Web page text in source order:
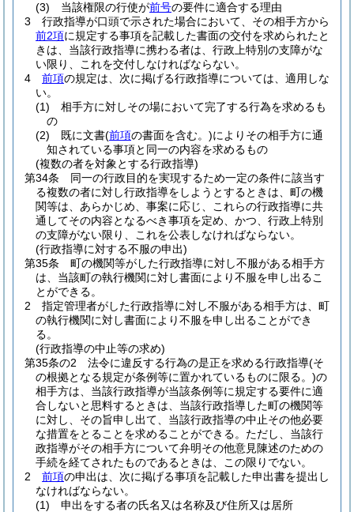
(3)
当該権限の行使が前号の要件に適合する理由
3
行政指導が口頭で示された場合において、その相手方から
前2項に規定する事項を記載した書面の交付を求められたと
きは、当該行政指導に携わる者は、行政上特別の支障がな
い限り、これを交付しなければならない。
4
前項の規定は、次に掲げる行政指導については、適用しな
い。
(1)
相手方に対しその場において完了する行為を求めるも
の
(2)
既に文書(前項の書面を含む。)によりその相手方に通
知されている事項と同一の内容を求めるもの
(複数の者を対象とする行政指導)
第34条
同一の行政目的を実現するため一定の条件に該当す
る複数の者に対し行政指導をしようとするときは、町の機
関等は、あらかじめ、事案に応じ、これらの行政指導に共
通してその内容となるべき事項を定め、かつ、行政上特別
の支障がない限り、これを公表しなければならない。
(行政指導に対する不服の申出)
第35条
町の機関等がした行政指導に対し不服がある相手方
は、当該町の執行機関に対し書面により不服を申し出るこ
とができる。
2
指定管理者がした行政指導に対し不服がある相手方は、町
の執行機関に対し書面により不服を申し出ることができ
る。
(行政指導の中止等の求め)
第35条の2
法令に違反する行為の是正を求める行政指導(そ
の根拠となる規定が条例等に置かれているものに限る。)の
相手方は、当該行政指導が当該条例等に規定する要件に適
合しないと思料するときは、当該行政指導した町の機関等
に対し、その旨申し出て、当該行政指導の中止その他必要
な措置をとることを求めることができる。 ただし、当該行
政指導がその相手方について弁明その他意見陳述のための
手続を経てされたものであるときは、この限りでない。
2
前項の申出は、次に掲げる事項を記載した申出書を提出し
なければならない。
(1)
申出をする者の氏名又は名称及び住所又は居所